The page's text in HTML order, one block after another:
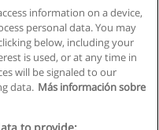
information on a device,
personal data. You may
below, including your
is used, or at any time in
will be signaled to our
data. Más información sobre